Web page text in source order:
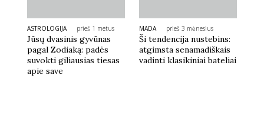
ASTROLOGIJA prieš 1 metus
Jūsų dvasinis gyvūnas
pagal Zodiaką: padės
suvokti giliausias tiesas
apie save
MADA prieš 3 mėnesius
Ši tendencija nustebins:
atgimsta senamadiškais
vadinti klasikiniai bateliai